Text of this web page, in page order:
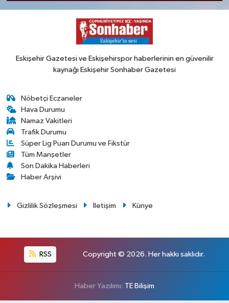
Eskişehir Gazetesi ve Eskişehirspor haberlerinin en güvenilir
kaynağı Eskişehir Sonhaber Gazetesi
Nöbetçi Eczaneler
Hava Durumu
Namaz Vakitleri
Trafik Durumu
Süper Lig Puan Durumu ve Fikstür
Tüm Manşetler
Son Dakika Haberleri
Haber Arşivi
Gizlilik Sözleşmesi İletişim Künye
RSS Copyright © 2026. Her hakkı saklıdır.
Haber Yazılımı: TE Bilişim